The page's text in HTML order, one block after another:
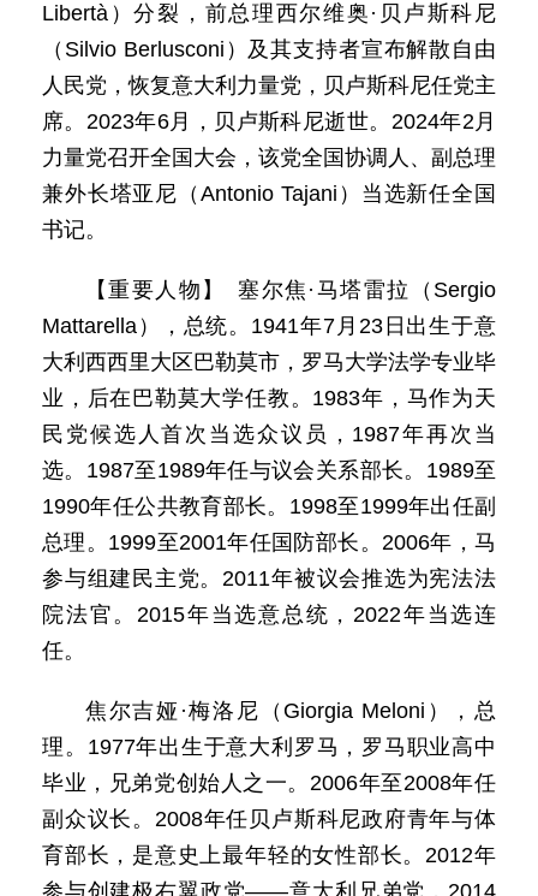
Libertà）分裂，前总理西尔维奥·贝卢斯科尼
（Silvio Berlusconi）及其支持者宣布解散自由
人民党，恢复意大利力量党，贝卢斯科尼任党主
席。2023年6月，贝卢斯科尼逝世。2024年2月
力量党召开全国大会，该党全国协调人、副总理
兼外长塔亚尼（Antonio Tajani）当选新任全国
书记。
【重要人物】 塞尔焦·马塔雷拉（Sergio
Mattarella），总统。1941年7月23日出生于意
大利西西里大区巴勒莫市，罗马大学法学专业毕
业，后在巴勒莫大学任教。1983年，马作为天
民党候选人首次当选众议员，1987年再次当
选。1987至1989年任与议会关系部长。1989至
1990年任公共教育部长。1998至1999年出任副
总理。1999至2001年任国防部长。2006年，马
参与组建民主党。2011年被议会推选为宪法法
院法官。2015年当选意总统，2022年当选连
任。
焦尔吉娅·梅洛尼（Giorgia Meloni），总
理。1977年出生于意大利罗马，罗马职业高中
毕业，兄弟党创始人之一。2006年至2008年任
副众议长。2008年任贝卢斯科尼政府青年与体
育部长，是意史上最年轻的女性部长。2012年
参与创建极右翼政党——意大利兄弟党，2014